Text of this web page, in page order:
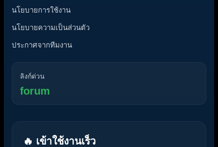
นโยบายการใช้งาน
นโยบายความเป็นส่วนตัว
ประกาศจากทีมงาน
ลิงก์ด่วน
forum
🔥 เข้าใช้งานเร็ว